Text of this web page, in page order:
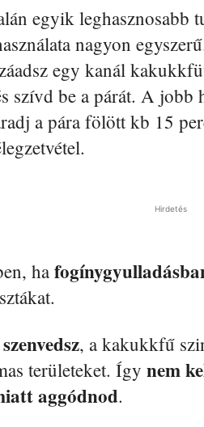
egyik leghasznosabb
nagyon
egy kanál
szívd be a párát. A jobb
a pára fölött kb 15
Hirdetés
ha
, a kakukkfű
területeket. Így nem
aggódnod.